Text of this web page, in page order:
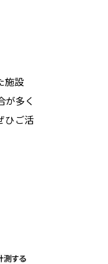
施設
が多く
ひご活